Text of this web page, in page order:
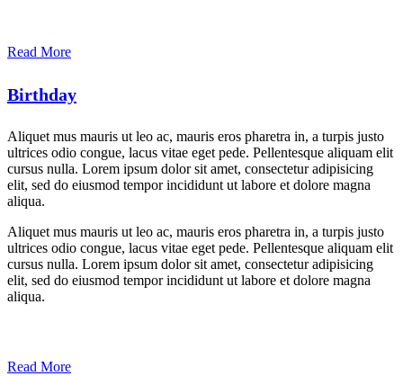
Read More
Birthday
Aliquet mus mauris ut leo ac, mauris eros pharetra in, a turpis justo
ultrices odio congue, lacus vitae eget pede. Pellentesque aliquam elit
cursus nulla. Lorem ipsum dolor sit amet, consectetur adipisicing
elit, sed do eiusmod tempor incididunt ut labore et dolore magna
aliqua.
Aliquet mus mauris ut leo ac, mauris eros pharetra in, a turpis justo
ultrices odio congue, lacus vitae eget pede. Pellentesque aliquam elit
cursus nulla. Lorem ipsum dolor sit amet, consectetur adipisicing
elit, sed do eiusmod tempor incididunt ut labore et dolore magna
aliqua.
Read More